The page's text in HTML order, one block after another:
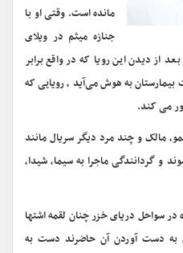
مانده است. وقتی او با
جنازه میثم در ویلای
از دیدن این رویا که در واقع برابر
به هوش می‌آید ، رویایی که
می کند.
مالک و چند مرد دیگر سریال مانند
و گردانندگی ماجرا به سیما، شیدا،
در سواحل دریای خزر چنان لقمه اشتها
به دست آوردن آن حاضرند دست به